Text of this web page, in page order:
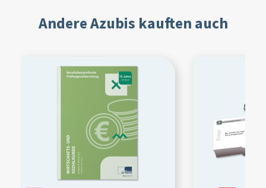
Andere Azubis kauften auch